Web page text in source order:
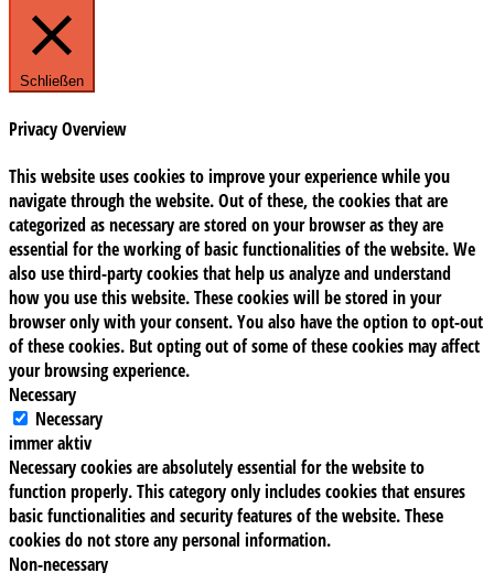
Schließen
Privacy Overview
This website uses cookies to improve your experience while you
navigate through the website. Out of these, the cookies that are
categorized as necessary are stored on your browser as they are
essential for the working of basic functionalities of the website. We
also use third-party cookies that help us analyze and understand
how you use this website. These cookies will be stored in your
browser only with your consent. You also have the option to opt-out
of these cookies. But opting out of some of these cookies may affect
your browsing experience.
Necessary
Necessary
immer aktiv
Necessary cookies are absolutely essential for the website to
function properly. This category only includes cookies that ensures
basic functionalities and security features of the website. These
cookies do not store any personal information.
Non-necessary